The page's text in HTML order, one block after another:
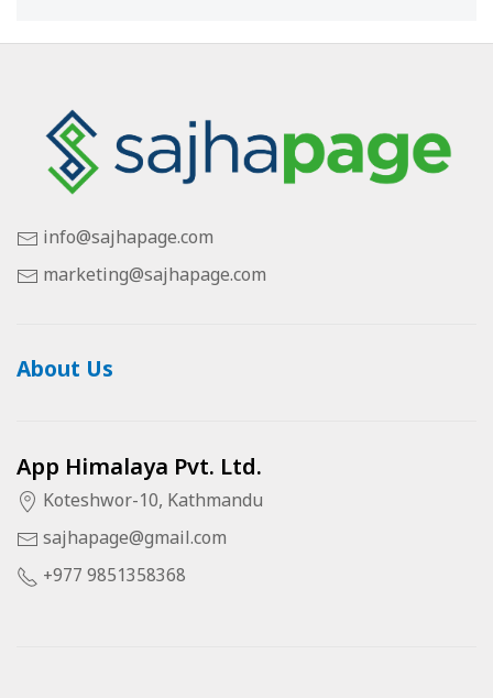
info@sajhapage.com
marketing@sajhapage.com
About Us
App Himalaya Pvt. Ltd.
Koteshwor-10, Kathmandu
sajhapage@gmail.com
+977 9851358368